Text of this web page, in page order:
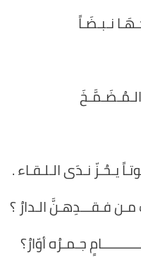
نـبـضَـاً
يـحُـزّ نـدَى الـلـقـاء .
فـقـــدِهـنَّ الـدارُ ؟
جـمـرُه أوّارُ؟